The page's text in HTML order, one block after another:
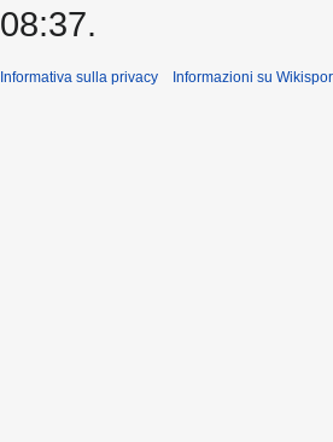
08:37.
Informativa sulla privacy Informazioni su